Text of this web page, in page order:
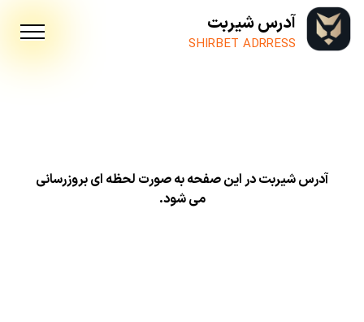
آدرس شیربت
SHIRBET ADRRESS
آدرس شیربت در این صفحه به صورت لحظه ای بروزرسانی
می شود.